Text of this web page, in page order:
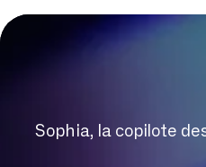
Sophia, la copilote